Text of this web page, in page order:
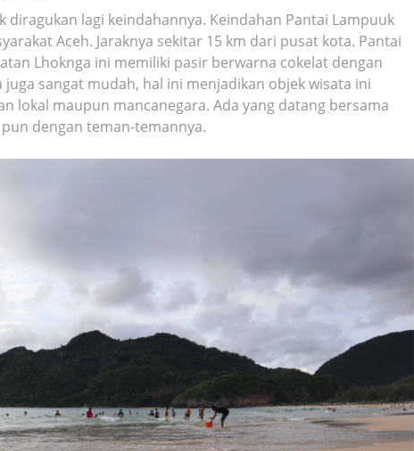
diragukan lagi keindahannya. Keindahan Pantai Lampuuk
Aceh. Jaraknya sekitar 15 km dari pusat kota. Pantai
Lhoknga ini memiliki pasir berwarna cokelat dengan
sangat mudah, hal ini menjadikan objek wisata ini
lokal maupun mancanegara. Ada yang datang bersama
dengan teman-temannya.